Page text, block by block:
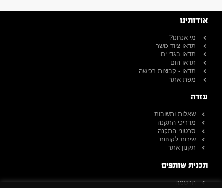
אודותינו
מי אנחנו?
תדאו ציוד כושר
תדאו בגדי ים
תדאו הום
תדאו - קבוצות רכישה
מפת אתר
עזרה
שאלות ותשובות
מדריכי התקנה
סרטוני התקנה
שירות לקוחות
תקנון אתר
תכנית שותפים
הרשמה